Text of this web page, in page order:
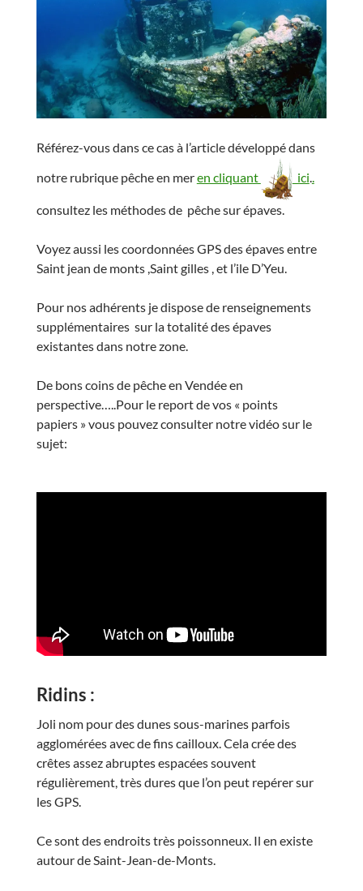
Référez-vous dans ce cas à l’article développé dans
notre rubrique pêche en meren cliquant ici..
consultez les méthodes de pêche sur épaves.
Voyez aussi les coordonnées GPS des épaves entre
Saint jean de monts ,Saint gilles , et l’ile D’Yeu.
Pour nos adhérents je dispose de renseignements
supplémentaires sur la totalité des épaves
existantes dans notre zone.
De bons coins de pêche en Vendée en
perspective…..Pour le report de vos « points
papiers » vous pouvez consulter notre vidéo sur le
sujet:
Ridins :
Joli nom pour des dunes sous-marines parfois
agglomérées avec de fins cailloux. Cela crée des
crêtes assez abruptes espacées souvent
régulièrement, très dures que l’on peut repérer sur
les GPS.
Ce sont des endroits très poissonneux. Il en existe
autour de Saint-Jean-de-Monts.